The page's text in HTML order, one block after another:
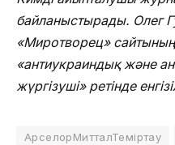
байланыстырады. Олег
«Миротворец»
«антиукраиндық және
жүргізуші» ретінде
АрселорМитталТеміртау